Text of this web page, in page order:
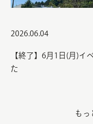
2026.06.04
【終了】6月1日(月)イ
た
もっ